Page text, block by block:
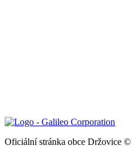
Oficiální stránka obce Držovice